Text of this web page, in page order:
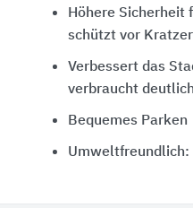
Höhere Sicherheit
schützt vor
Verbessert das
verbraucht
Bequemes Parken
Umweltfreundlich: